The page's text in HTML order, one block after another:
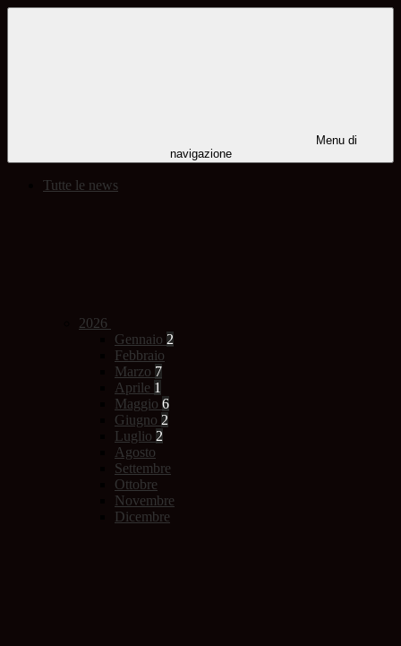
Menu di
navigazione
Tutte le news
2026
Gennaio 2
Febbraio
Marzo 7
Aprile 1
Maggio 6
Giugno 2
Luglio 2
Agosto
Settembre
Ottobre
Novembre
Dicembre